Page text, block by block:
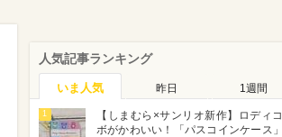
人気記事ランキング
いま人気 昨日 1週間
1
【しまむら×サンリオ新作】ロディ
ボがかわいい！「パスコインケース